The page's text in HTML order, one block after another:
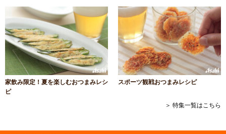
家飲み限定！夏を楽しむおつまみレシ
ピ
スポーツ観戦おつまみレシピ
＞ 特集一覧はこちら